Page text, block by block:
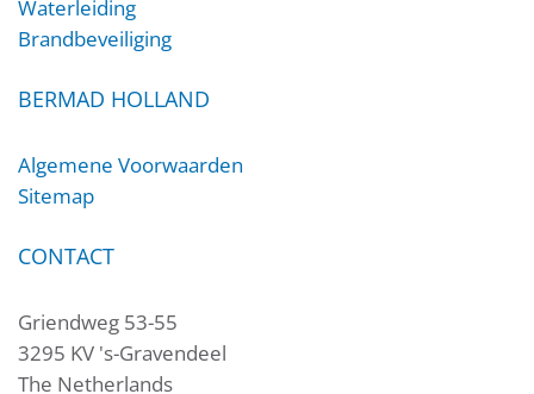
Waterleiding
Brandbeveiliging
BERMAD HOLLAND
Algemene Voorwaarden
Sitemap
CONTACT
Griendweg 53-55
3295 KV 's-Gravendeel
The Netherlands